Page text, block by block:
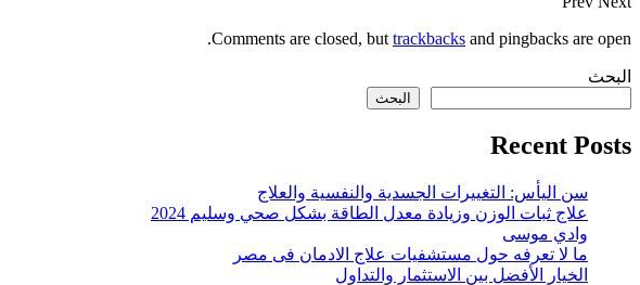
Comments are closed, but trackbacks and pingbacks are open.
البحث
البحث
Recent Posts
سن اليأس: التغييرات الجسدية والنفسية والعلاج
علاج ثبات الوزن وزيادة معدل الطاقة بشكل صحي وسليم 2024
وادي موسى
ما لا تعرفه حول مستشفيات علاج الادمان فى مصر
الخيار الأفضل بين الاستثمار والتداول